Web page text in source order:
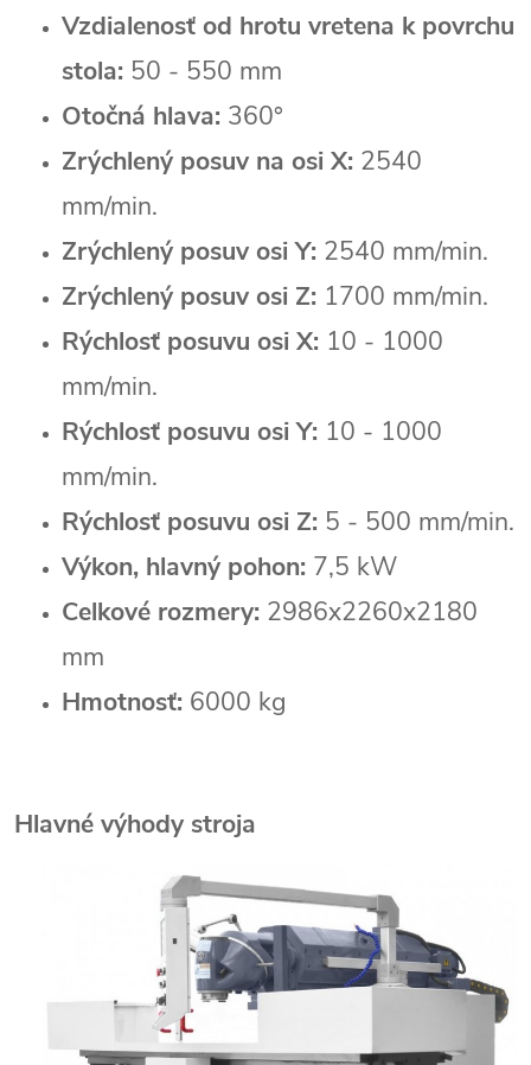
Vzdialenosť od hrotu vretena k povrchu
stola: 50 - 550 mm
Otočná hlava: 360°
Zrýchlený posuv na osi X: 2540
mm/min.
Zrýchlený posuv osi Y: 2540 mm/min.
Zrýchlený posuv osi Z: 1700 mm/min.
Rýchlosť posuvu osi X: 10 - 1000
mm/min.
Rýchlosť posuvu osi Y: 10 - 1000
mm/min.
Rýchlosť posuvu osi Z: 5 - 500 mm/min.
Výkon, hlavný pohon: 7,5 kW
Celkové rozmery: 2986x2260x2180
mm
Hmotnosť: 6000 kg
Hlavné výhody stroja